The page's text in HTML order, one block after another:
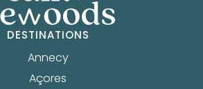
DESTINATIONS
Annecy
Açores